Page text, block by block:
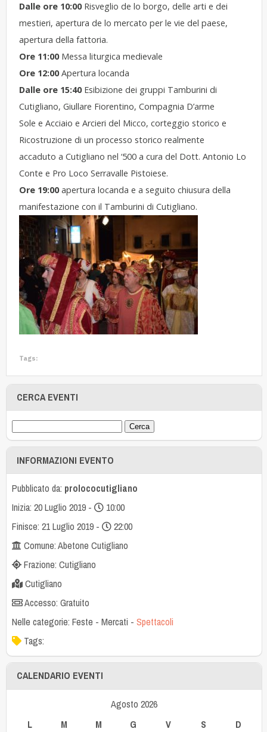
Dalle ore 10:00Risveglio de lo borgo, delle arti e dei
mestieri, apertura de lo mercato per le vie del paese,
apertura della fattoria.
Ore 11:00Messa liturgica medievale
Ore 12:00Apertura locanda
Dalle ore 15:40Esibizione dei gruppi Tamburini di
Cutigliano, Giullare Fiorentino, Compagnia D’arme
Sole e Acciaio e Arcieri del Micco, corteggio storico e
Ricostruzione di un processo storico realmente
accaduto a Cutigliano nel ‘500 a cura del Dott. Antonio Lo
Conte e Pro Loco Serravalle Pistoiese.
Ore 19:00apertura locanda e a seguito chiusura della
manifestazione con il Tamburini di Cutigliano.
Tags:
CERCA EVENTI
INFORMAZIONI EVENTO
Pubblicato da: prolococutigliano
Inizia: 20 Luglio 2019 -
10:00
Finisce: 21 Luglio 2019 -
22:00
Comune: Abetone Cutigliano
Frazione: Cutigliano
Cutigliano
Accesso: Gratuito
Nelle categorie: Feste - Mercati - Spettacoli
Tags:
CALENDARIO EVENTI
Agosto 2026
L
M M G V S D